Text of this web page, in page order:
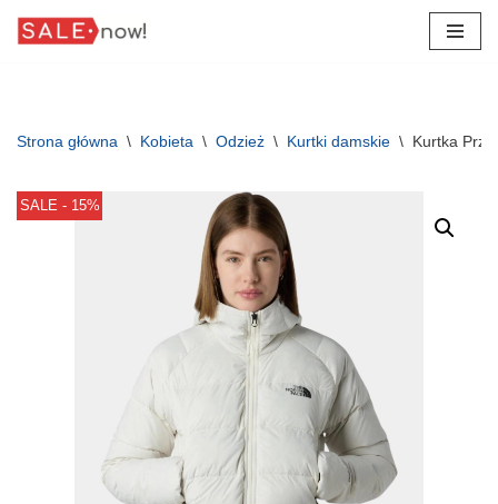
Strona główna \ Kobieta \ Odzież \ Kurtki damskie \ Kurtka
SALE - 15%